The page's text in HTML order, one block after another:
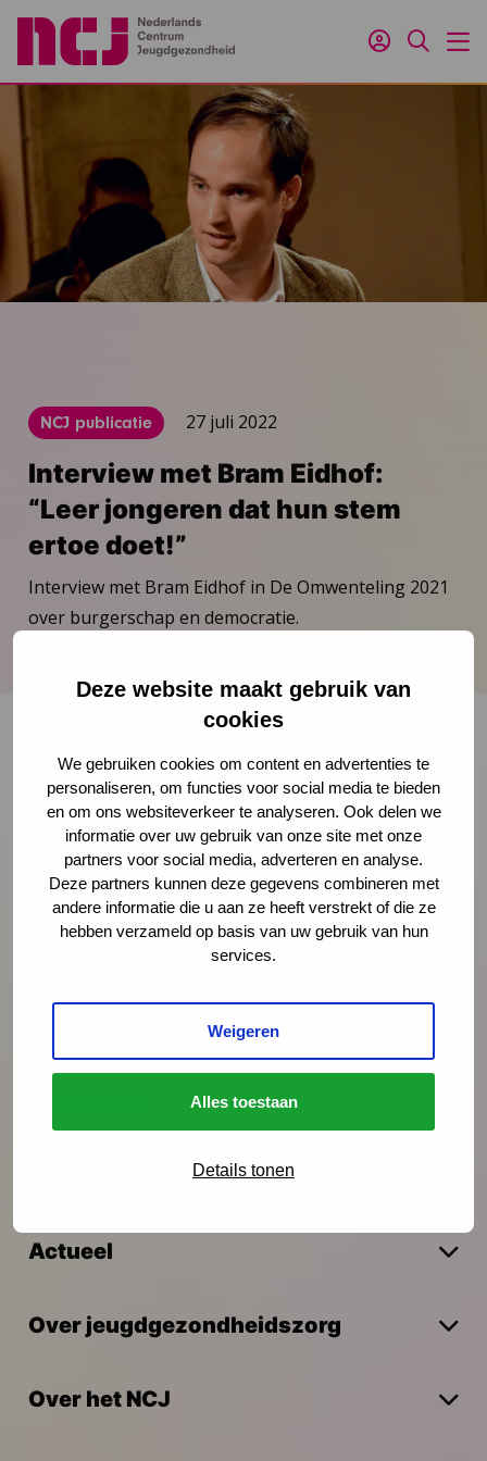
Deze website maakt gebruik van
cookies
We gebruiken cookies om content en advertenties te
personaliseren, om functies voor social media te bieden
en om ons websiteverkeer te analyseren. Ook delen we
informatie over uw gebruik van onze site met onze
partners voor social media, adverteren en analyse.
Deze partners kunnen deze gegevens combineren met
andere informatie die u aan ze heeft verstrekt of die ze
hebben verzameld op basis van uw gebruik van hun
services.
Weigeren
Alles toestaan
Details tonen
Inloggen
Zoeken
NCJ publicatie 27 juli 2022
Interview met Bram Eidhof:
“Leer jongeren dat hun stem
ertoe doet!”
Interview met Bram Eidhof in De Omwenteling 2021
over burgerschap en democratie.
Onze nieuwsbrief ontvangen?
Schrijf je in
Actueel
Over jeugdgezondheidszorg
Over het NCJ